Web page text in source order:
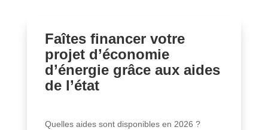
Faîtes financer votre
projet d’économie
d’énergie grâce aux aides
de l’état
Quelles aides sont disponibles en 2026 ?